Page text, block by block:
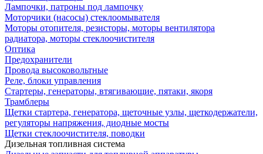
Лампочки, патроны под лампочку
Моторчики (насосы) стеклоомывателя
Моторы отопителя, резисторы, моторы вентилятора
радиатора, моторы стеклоочистителя
Оптика
Предохранители
Провода высоковольтные
Реле, блоки управления
Стартеры, генераторы, втягивающие, пятаки, якоря
Трамблеры
Щетки стартера, генератора, щеточные узлы, щеткодержатели,
регуляторы напряжения, диодные мосты
Щетки стеклоочистителя, поводки
Дизельная топливная система